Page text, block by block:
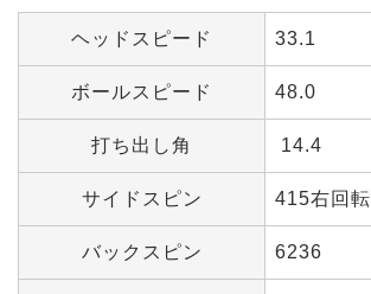
ヘッドスピード 33.1
ボールスピード 48.0
打ち出し角 14.4
サイドスピン 415右回転
バックスピン 6236